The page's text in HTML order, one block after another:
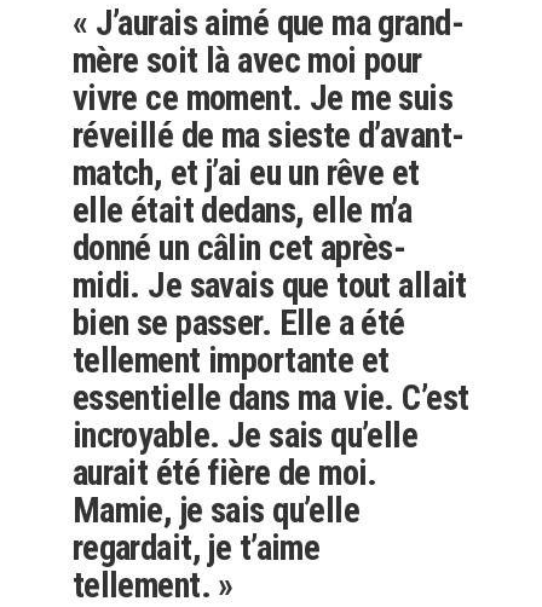
« J’aurais aimé que ma grand-
mère soit là avec moi pour
vivre ce moment. Je me suis
réveillé de ma sieste d’avant-
match, et j’ai eu un rêve et
elle était dedans, elle m’a
donné un câlin cet après-
midi. Je savais que tout allait
bien se passer. Elle a été
tellement importante et
essentielle dans ma vie. C’est
incroyable. Je sais qu’elle
aurait été fière de moi.
Mamie, je sais qu’elle
regardait, je t’aime
tellement. »